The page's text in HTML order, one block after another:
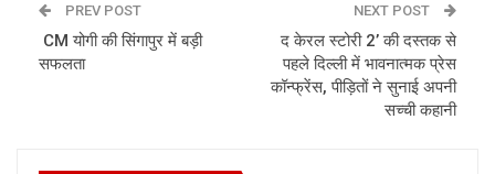
PREV POST
CM योगी की सिंगापुर में बड़ी
सफलता
NEXT POST
द केरल स्टोरी 2’ की दस्तक से
पहले दिल्ली में भावनात्मक प्रेस
कॉन्फ्रेंस, पीड़ितों ने सुनाई अपनी
सच्ची कहानी